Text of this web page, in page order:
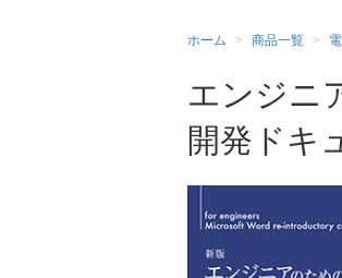
ホーム 商品一覧
エンジニ
開発ドキ